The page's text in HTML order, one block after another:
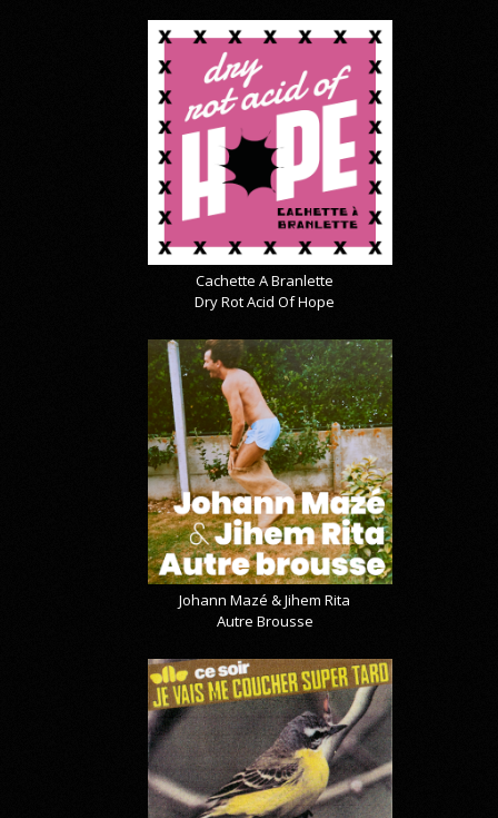
Cachette A Branlette
Dry Rot Acid Of Hope
Johann Mazé & Jihem Rita
Autre Brousse